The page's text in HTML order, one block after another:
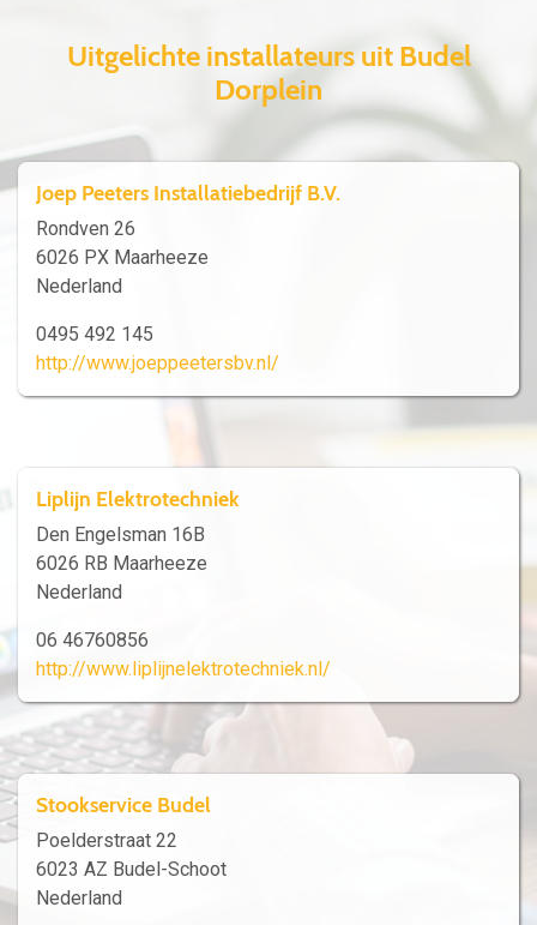
Uitgelichte installateurs uit Budel
Dorplein
Joep Peeters Installatiebedrijf B.V.
Rondven 26
6026 PX Maarheeze
Nederland
0495 492 145
http://www.joeppeetersbv.nl/
Liplijn Elektrotechniek
Den Engelsman 16B
6026 RB Maarheeze
Nederland
06 46760856
http://www.liplijnelektrotechniek.nl/
Stookservice Budel
Poelderstraat 22
6023 AZ Budel-Schoot
Nederland